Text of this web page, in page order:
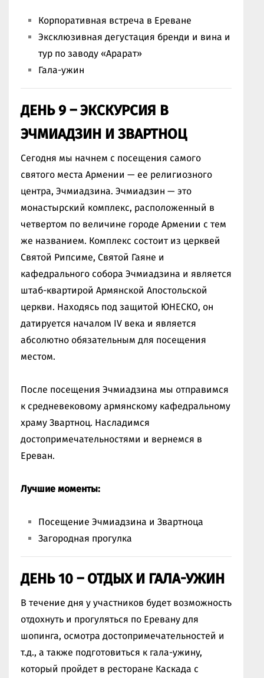
Корпоративная встреча в Ереване
Эксклюзивная дегустация бренди и вина и
тур по заводу «Арарат»
Гала-ужин
ДЕНЬ 9 – ЭКСКУРСИЯ В
ЭЧМИАДЗИН И ЗВАРТНОЦ
Сегодня мы начнем с посещения самого
святого места Армении — ее религиозного
центра, Эчмиадзина. Эчмиадзин — это
монастырский комплекс, расположенный в
четвертом по величине городе Армении с тем
же названием. Комплекс состоит из церквей
Святой Рипсиме, Святой Гаяне и
кафедрального собора Эчмиадзина и является
штаб-квартирой Армянской Апостольской
церкви. Находясь под защитой ЮНЕСКО, он
датируется началом IV века и является
абсолютно обязательным для посещения
местом.
После посещения Эчмиадзина мы отправимся
к средневековому армянскому кафедральному
храму Звартноц. Насладимся
достопримечательностями и вернемся в
Ереван.
Лучшие моменты:
Посещение Эчмиадзина и Звартноца
Загородная прогулка
ДЕНЬ 10 – ОТДЫХ И ГАЛА-УЖИН
В течение дня у участников будет возможность
отдохнуть и прогуляться по Еревану для
шопинга, осмотра достопримечательностей и
т.д., а также подготовиться к гала-ужину,
который пройдет в ресторане Каскада с